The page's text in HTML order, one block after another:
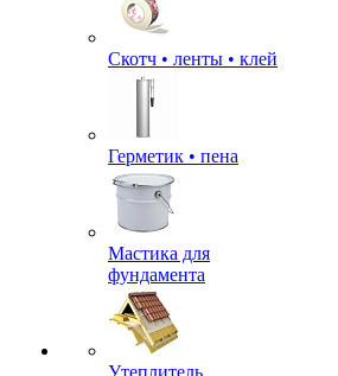
Скотч • ленты • клей
Герметик • пена
Мастика для
фундамента
Утеплитель